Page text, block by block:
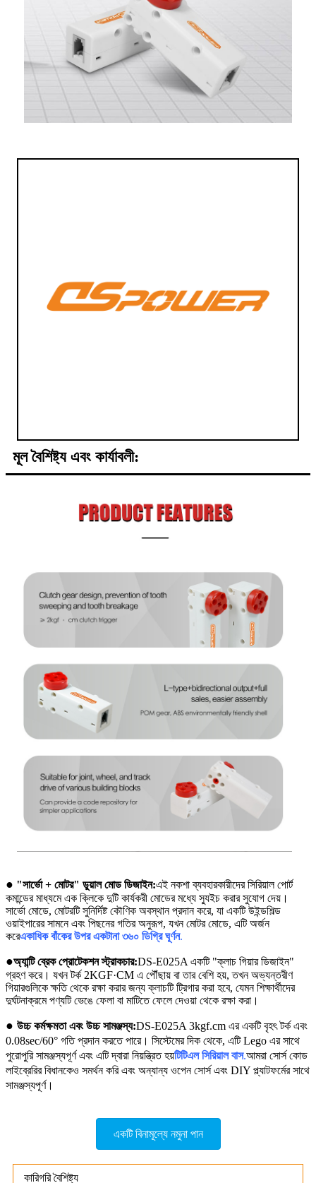
মূল বৈশিষ্ট্য এবং কার্যাবলী:
● "সার্ভো + মোটর" ডুয়াল মোড ডিজাইন:এই নকশা ব্যবহারকারীদের সিরিয়াল পোর্ট
কমান্ডের মাধ্যমে এক ক্লিকে দুটি কার্যকরী মোডের মধ্যে স্যুইচ করার সুযোগ দেয়।
সার্ভো মোডে, মোটরটি সুনির্দিষ্ট কৌণিক অবস্থান প্রদান করে, যা একটি উইন্ডশিল্ড
ওয়াইপারের সামনে এবং পিছনের গতির অনুরূপ, যখন মোটর মোডে, এটি অর্জন
করেএকাধিক বাঁকের উপর একটানা ৩৬০ ডিগ্রি ঘূর্ণন.
●অ্যান্টি ব্রেক প্রোটেকশন স্ট্রাকচার:DS-E025A একটি "ক্লাচ গিয়ার ডিজাইন"
গ্রহণ করে। যখন টর্ক 2KGF·CM এ পৌঁছায় বা তার বেশি হয়, তখন অভ্যন্তরীণ
গিয়ারগুলিকে ক্ষতি থেকে রক্ষা করার জন্য ক্লাচটি ট্রিগার করা হবে, যেমন শিক্ষার্থীদের
দুর্ঘটনাক্রমে পণ্যটি ভেঙে ফেলা বা মাটিতে ফেলে দেওয়া থেকে রক্ষা করা।
● উচ্চ কর্মক্ষমতা এবং উচ্চ সামঞ্জস্য:DS-E025A 3kgf.cm এর একটি বৃহৎ টর্ক এবং
0.08sec/60° গতি প্রদান করতে পারে। সিস্টেমের দিক থেকে, এটি Lego এর সাথে
পুরোপুরি সামঞ্জস্যপূর্ণ এবং এটি দ্বারা নিয়ন্ত্রিত হয়টিটিএল সিরিয়াল বাস.আমরা সোর্স কোড
লাইব্রেরির বিধানকেও সমর্থন করি এবং অন্যান্য ওপেন সোর্স এবং DIY প্ল্যাটফর্মের সাথে
সামঞ্জস্যপূর্ণ।
একটি বিনামূল্যে নমুনা পান
কারিগরি বৈশিষ্ট্য